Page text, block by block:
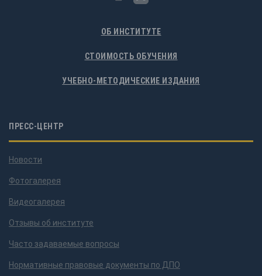
ОБ ИНСТИТУТЕ
СТОИМОСТЬ ОБУЧЕНИЯ
УЧЕБНО-МЕТОДИЧЕСКИЕ ИЗДАНИЯ
ПРЕСС-ЦЕНТР
Новости
Фотогалерея
Видеогалерея
Отзывы об институте
Часто задаваемые вопросы
Нормативные правовые документы по ДПО